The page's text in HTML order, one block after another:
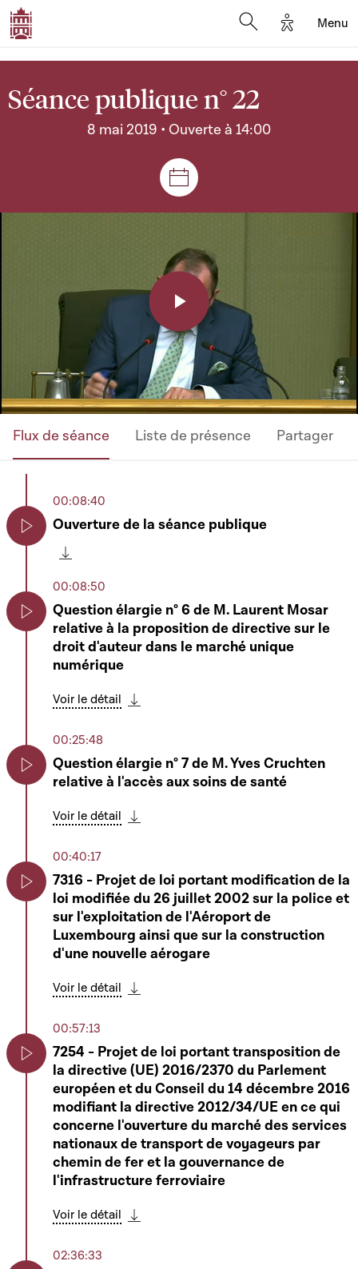
Options
Menu
Séance publique n° 22
8 mai 2019 • Ouverte à 14:00
Séances et réunions
Play
Video
Flux de séance Liste de présence Partager
00:08:40
Ouverture de la séance publique
00:08:50
Question élargie n° 6 de M. Laurent Mosar
relative à la proposition de directive sur le
droit d'auteur dans le marché unique
numérique
Voir le détail
00:25:48
Question élargie n° 7 de M. Yves Cruchten
relative à l'accès aux soins de santé
Voir le détail
00:40:17
7316 - Projet de loi portant modification de la
loi modifiée du 26 juillet 2002 sur la police et
sur l'exploitation de l'Aéroport de
Luxembourg ainsi que sur la construction
d'une nouvelle aérogare
Voir le détail
00:57:13
7254 - Projet de loi portant transposition de
la directive (UE) 2016/2370 du Parlement
européen et du Conseil du 14 décembre 2016
modifiant la directive 2012/34/UE en ce qui
concerne l'ouverture du marché des services
nationaux de transport de voyageurs par
chemin de fer et la gouvernance de
l'infrastructure ferroviaire
Voir le détail
02:36:33